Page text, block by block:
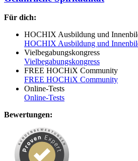
Für dich:
HOCHIX Ausbildung und
HOCHIX Ausbildung und
Vielbegabungskongress
Vielbegabungskongress
FREE HOCHiX Community
FREE HOCHiX Community
Online-Tests
Online-Tests
Bewertungen: